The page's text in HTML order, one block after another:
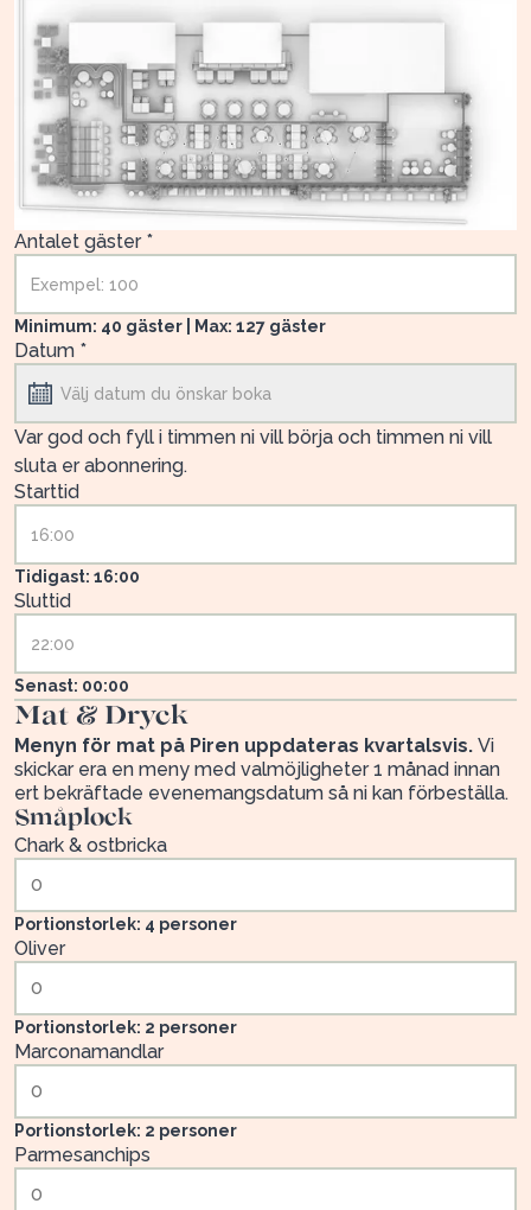
Antalet gäster *
Minimum: 40 gäster | Max: 127 gäster
Datum *
Var god och fyll i timmen ni vill börja och timmen ni vill
sluta er abonnering.
Starttid
Tidigast: 16:00
Sluttid
Senast: 00:00
Mat & Dryck
Menyn för mat på Piren uppdateras kvartalsvis. Vi
skickar era en meny med valmöjligheter 1 månad innan
ert bekräftade evenemangsdatum så ni kan förbeställa.
Småplock
Chark & ostbricka
Portionstorlek: 4 personer
Oliver
Portionstorlek: 2 personer
Marconamandlar
Portionstorlek: 2 personer
Parmesanchips